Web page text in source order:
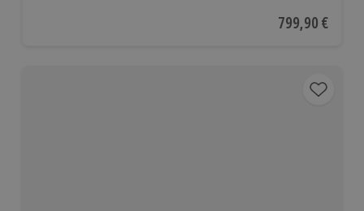
Aktueller Preis
799,90 €